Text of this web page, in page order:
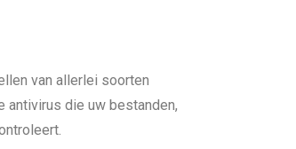
van allerlei soorten
antivirus die uw bestanden,